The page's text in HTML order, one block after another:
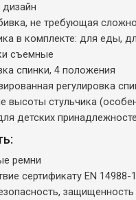
не требующая
в комплекте: для еды,
съемные
спинки, 4 положения
регулировка
высоты стульчика
детских
ремни
сертификату EN 14988-